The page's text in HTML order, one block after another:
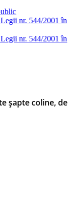
nr. 544/2001 în
nr. 544/2001 în
şapte coline, de